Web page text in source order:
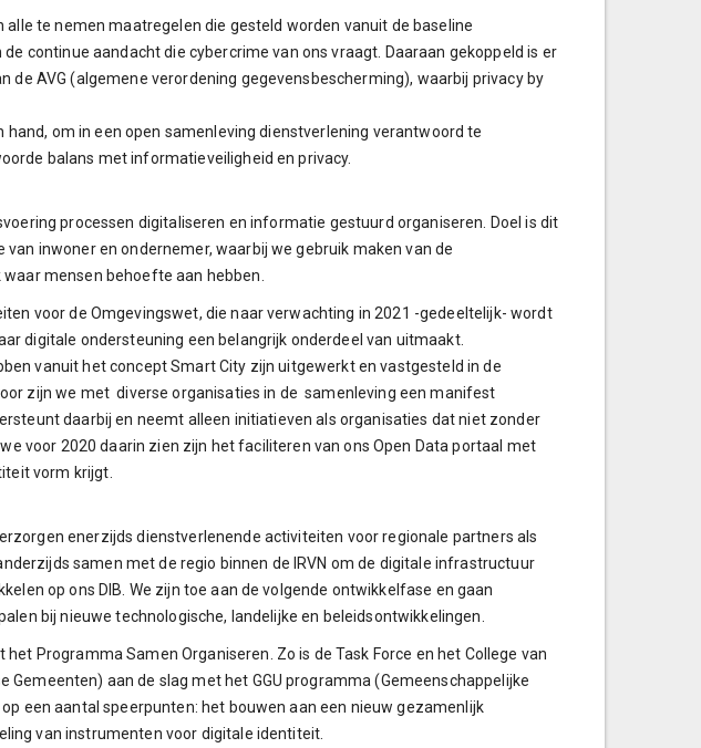
alle te nemen maatregelen die gesteld worden vanuit de baseline
continue aandacht die cybercrime van ons vraagt. Daaraan gekoppeld is er
de AVG (algemene verordening gegevensbescherming), waarbij privacy by
om in een open samenleving dienstverlening verantwoord te
balans met informatieveiligheid en privacy.
processen digitaliseren en informatie gestuurd organiseren. Doel is dit
inwoner en ondernemer, waarbij we gebruik maken van de
mensen behoefte aan hebben.
voor de Omgevingswet, die naar verwachting in 2021 -gedeeltelijk- wordt
digitale ondersteuning een belangrijk onderdeel van uitmaakt.
vanuit het concept Smart City zijn uitgewerkt en vastgesteld in de
zijn we met diverse organisaties in de samenleving een manifest
daarbij en neemt alleen initiatieven als organisaties dat niet zonder
voor 2020 daarin zien zijn het faciliteren van ons Open Data portaal met
vorm krijgt.
enerzijds dienstverlenende activiteiten voor regionale partners als
samen met de regio binnen de IRVN om de digitale infrastructuur
op ons DIB. We zijn toe aan de volgende ontwikkelfase en gaan
bij nieuwe technologische, landelijke en beleidsontwikkelingen.
Programma Samen Organiseren. Zo is de Task Force en het College van
Gemeenten) aan de slag met het GGU programma (Gemeenschappelijke
een aantal speerpunten: het bouwen aan een nieuw gezamenlijk
van instrumenten voor digitale identiteit.